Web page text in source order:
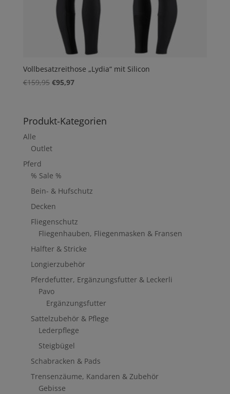
Vollbesatzreithose „Lydia“ mit Silicon
€159,95 Ursprünglicher
€159,95
€95,97Aktueller
€95,97.
Produkt-Kategorien
Alle
Outlet
Pferd
% Sale %
Bein- & Hufschutz
Decken
Fliegenschutz
Fliegenhauben, Fliegenmasken & Fransen
Halfter & Stricke
Longierzubehör
Pferdefutter, Ergänzungsfutter & Leckerli
Pavo
Ergänzungsfutter
Sattelzubehör & Pflege
Lederpflege
Steigbügel
Schabracken & Pads
Trensenzäume, Kandaren & Zubehör
Gebisse